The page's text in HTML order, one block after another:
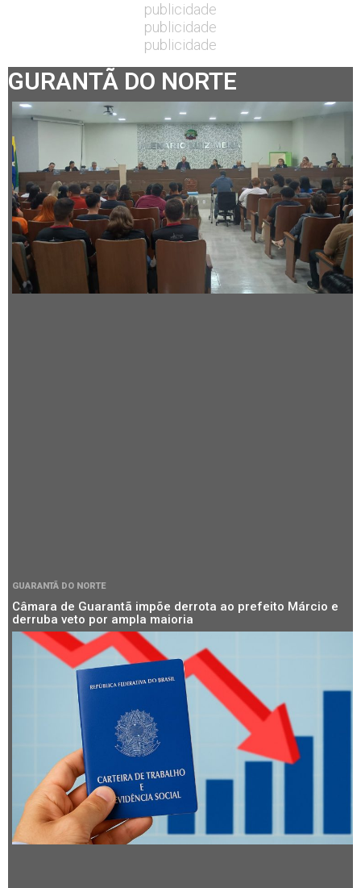
publicidade
publicidade
publicidade
GURANTÃ DO NORTE
GUARANTÃ DO NORTE
Câmara de Guarantã impõe derrota ao prefeito Márcio e
derruba veto por ampla maioria